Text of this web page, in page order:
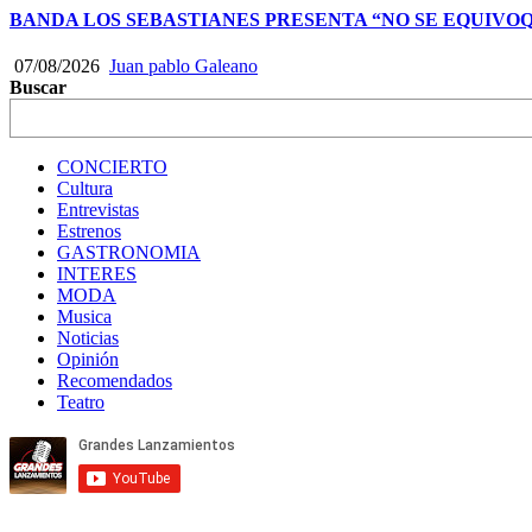
BANDA LOS SEBASTIANES PRESENTA “NO SE
07/08/2026 Juan pablo Galeano
Buscar
CONCIERTO
Cultura
Entrevistas
Estrenos
GASTRONOMIA
INTERES
MODA
Musica
Noticias
Opinión
Recomendados
Teatro